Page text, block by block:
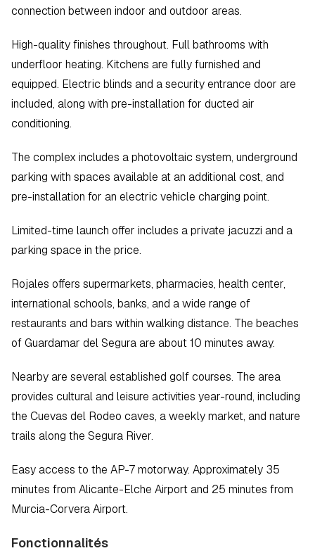
connection between indoor and outdoor areas.
High-quality finishes throughout. Full bathrooms with
underfloor heating. Kitchens are fully furnished and
equipped. Electric blinds and a security entrance door are
included, along with pre-installation for ducted air
conditioning.
The complex includes a photovoltaic system, underground
parking with spaces available at an additional cost, and
pre-installation for an electric vehicle charging point.
Limited-time launch offer includes a private jacuzzi and a
parking space in the price.
Rojales offers supermarkets, pharmacies, health center,
international schools, banks, and a wide range of
restaurants and bars within walking distance. The beaches
of Guardamar del Segura are about 10 minutes away.
Nearby are several established golf courses. The area
provides cultural and leisure activities year-round, including
the Cuevas del Rodeo caves, a weekly market, and nature
trails along the Segura River.
Easy access to the AP-7 motorway. Approximately 35
minutes from Alicante-Elche Airport and 25 minutes from
Murcia-Corvera Airport.
Fonctionnalités